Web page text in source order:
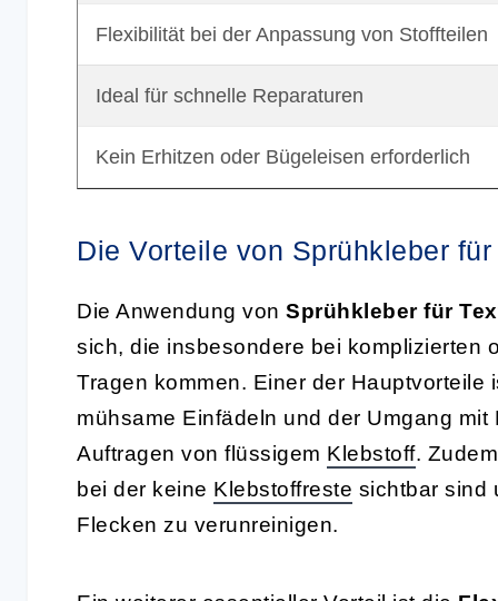
Flexibilität bei der Anpassung von Stoffteilen
Ideal für schnelle Reparaturen
Kein Erhitzen oder Bügeleisen erforderlich
Die Vorteile von Sprühkleber für
Die Anwendung von Sprühkleber für
sich, die insbesondere bei komplizierten
Tragen kommen. Einer der
mühsame Einfädeln und der Umgang
Auftragen von flüssigem Klebstoff.
bei der keine Klebstoffreste sichtbar sind
Flecken zu verunreinigen.